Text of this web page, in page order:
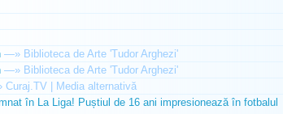
—» Biblioteca de Arte 'Tudor Arghezi'
—» Biblioteca de Arte 'Tudor Arghezi'
Curaj.TV | Media alternativă
în La Liga! Puștiul de 16 ani impresionează în fotbalul